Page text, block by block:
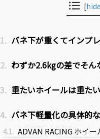
[hide
1. バネ下が重くてインプ
2. わずか2.6kgの差でそん
3. 重たいホイールは重た
4. バネ下軽量化の具体的
4.1. ADVAN RACING ホイ